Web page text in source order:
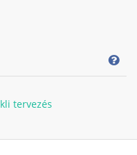
tervezés